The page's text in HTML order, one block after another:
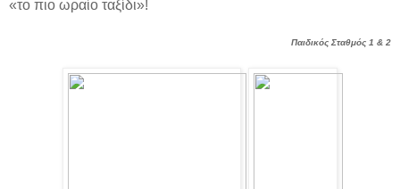
«το πιο ωραίο ταξίδι»!
Παιδικός Σταθμός 1 & 2